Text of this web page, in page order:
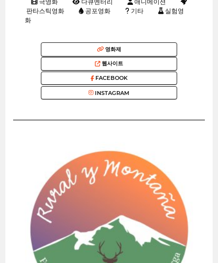
판타스틱영화
공포영화 기타
실험영
화
영화제
웹사이트
FACEBOOK
INSTAGRAM